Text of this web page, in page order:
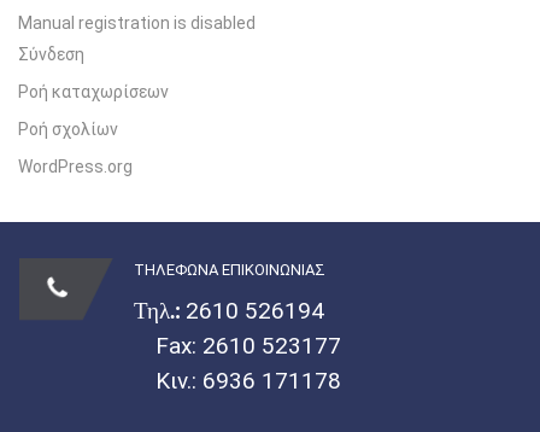
Manual registration is disabled
Σύνδεση
Ροή καταχωρίσεων
Ροή σχολίων
WordPress.org
ΤΗΛΕΦΩΝΑ ΕΠΙΚΟΙΝΩΝΙΑΣ
Τηλ.: 2610 526194
Fax: 2610 523177
Κιν.: 6936 171178